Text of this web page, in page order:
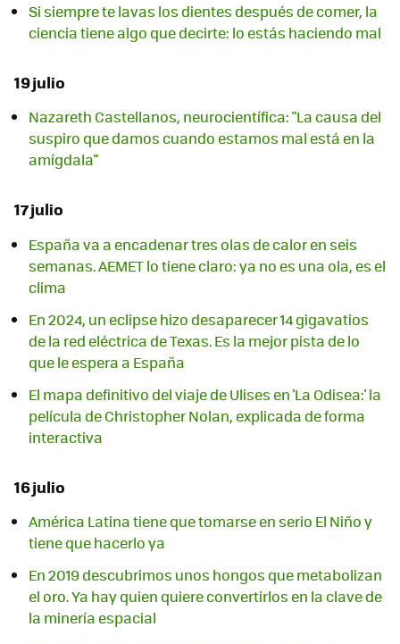
Si siempre te lavas los dientes después de comer, la
ciencia tiene algo que decirte: lo estás haciendo mal
19 julio
Nazareth Castellanos, neurocientífica: "La causa del
suspiro que damos cuando estamos mal está en la
amígdala"
17 julio
España va a encadenar tres olas de calor en seis
semanas. AEMET lo tiene claro: ya no es una ola, es el
clima
En 2024, un eclipse hizo desaparecer 14 gigavatios
de la red eléctrica de Texas. Es la mejor pista de lo
que le espera a España
El mapa definitivo del viaje de Ulises en 'La Odisea:' la
película de Christopher Nolan, explicada de forma
interactiva
16 julio
América Latina tiene que tomarse en serio El Niño y
tiene que hacerlo ya
En 2019 descubrimos unos hongos que metabolizan
el oro. Ya hay quien quiere convertirlos en la clave de
la minería espacial